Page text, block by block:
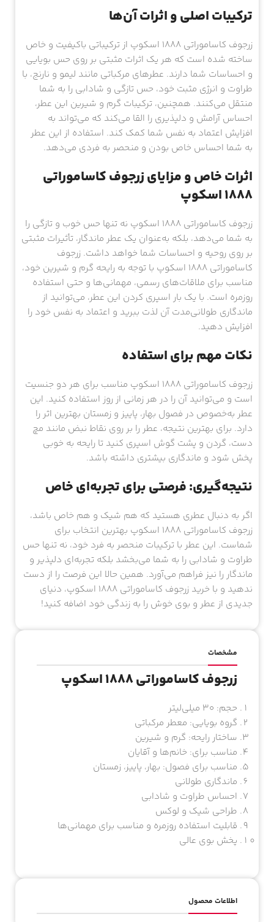
ترکیبات اصلی و اثرات آن‌ها
زرجوف کاساموراتی 1888 اسکوپ از ترکیباتی باکیفیت و خاص
ساخته شده است که هر یک اثرات مثبتی بر روی حس بویایی
و احساسات شما دارند. عطرهای مرکباتی مانند لیمو و نارنج، با
طراوت و انرژی مثبت خود، حس تازگی و شادابی را به شما
منتقل می‌کنند. همچنین، ترکیبات گرم و شیرین این عطر،
احساس آرامش و دلپذیری را القا می‌کند که می‌تواند به
افزایش اعتماد به نفس شما کمک کند. استفاده از این عطر
به شما احساس خاص بودن و منحصر به فردی می‌دهد.
اثرات خاص و مزایای زرجوف کاساموراتی
1888 اسکوپ
زرجوف کاساموراتی 1888 اسکوپ نه تنها حس خوب و تازگی را
به شما می‌دهد، بلکه به‌عنوان یک عطر ماندگار، تأثیرات مثبتی
بر روی روحیه و احساسات شما خواهد داشت. زرجوف
کاساموراتی 1888 اسکوپ با توجه به رایحه گرم و شیرین خود،
مناسب برای ملاقات‌های رسمی، مهمانی‌ها و حتی استفاده
روزمره است. با یک بار اسپری کردن این عطر، می‌توانید از
ماندگاری طولانی‌مدت آن لذت ببرید و اعتماد به نفس خود را
افزایش دهید.
نکات مهم برای استفاده
زرجوف کاساموراتی 1888 اسکوپ مناسب برای هر دو جنسیت
است و می‌توانید آن را در هر زمانی از روز استفاده کنید. این
عطر به‌خصوص در فصول بهار، پاییز و زمستان بهترین اثر را
دارد. برای بهترین نتیجه، عطر را بر روی نقاط نبض مانند مچ
دست، گردن و پشت گوش اسپری کنید تا رایحه به خوبی
پخش شود و ماندگاری بیشتری داشته باشد.
نتیجه‌گیری: فرصتی برای تجربه‌ای خاص
اگر به دنبال عطری هستید که هم شیک و هم خاص باشد،
زرجوف کاساموراتی 1888 اسکوپ بهترین انتخاب برای
شماست. این عطر با ترکیبات منحصر به فرد خود، نه تنها حس
طراوت و شادابی را به شما می‌بخشد بلکه تجربه‌ای دلپذیر و
ماندگار را نیز فراهم می‌آورد. همین حالا این فرصت را از دست
ندهید و با خرید زرجوف کاساموراتی 1888 اسکوپ، دنیای
جدیدی از عطر و بوی خوش را به زندگی خود اضافه کنید!
مشخصات
زرجوف کاساموراتی 1888 اسکوپ
حجم: ۳۰ میلی‌لیتر
گروه بویایی: معطر مرکباتی
ساختار رایحه: گرم و شیرین
مناسب برای: خانم‌ها و آقایان
مناسب برای فصول: بهار، پاییز، زمستان
ماندگاری طولانی
احساس طراوت و شادابی
طراحی شیک و لوکس
قابلیت استفاده روزمره و مناسب برای مهمانی‌ها
پخش بوی عالی
اطلاعات محصول